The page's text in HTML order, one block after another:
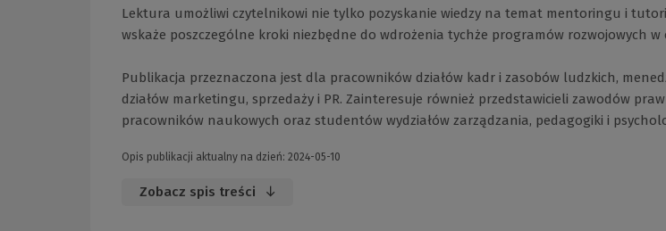
Lektura umożliwi czytelnikowi nie tylko pozyskanie wiedzy na temat mentoringu i
wskaże poszczególne kroki niezbędne do wdrożenia tychże programów rozwojowych w
Publikacja przeznaczona jest dla pracowników działów kadr i zasobów ludzkich,
działów marketingu, sprzedaży i PR. Zainteresuje również przedstawicieli zawodów
pracowników naukowych oraz studentów wydziałów zarządzania, pedagogiki i
Opis publikacji aktualny na dzień: 2024-05-10
Zobacz spis treści